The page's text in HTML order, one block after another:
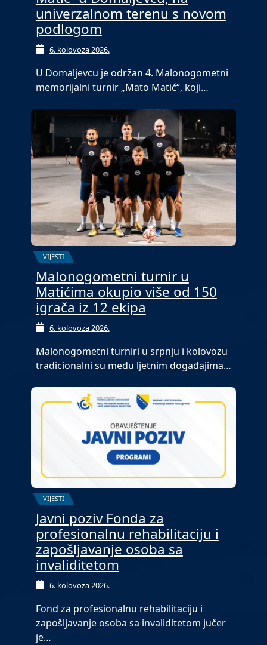
univerzalnom terenu s novom
podlogom
6. kolovoza 2026.
U Domaljevcu je održan 4. Malonogometni
memorijalni turnir „Mato Matić“, koji…
VIJESTI
Malonogometni turnir u
Matićima okupio više od 150
igrača iz 12 ekipa
6. kolovoza 2026.
Malonogometni turniri u srpnju i kolovozu
tradicionalni su među ljetnim događajima…
VIJESTI
Javni poziv Fonda za
profesionalnu rehabilitaciju i
zapošljavanje osoba sa
invaliditetom
6. kolovoza 2026.
Fond za profesionalnu rehabilitaciju i
zapošljavanje osoba sa invaliditetom jučer
je…